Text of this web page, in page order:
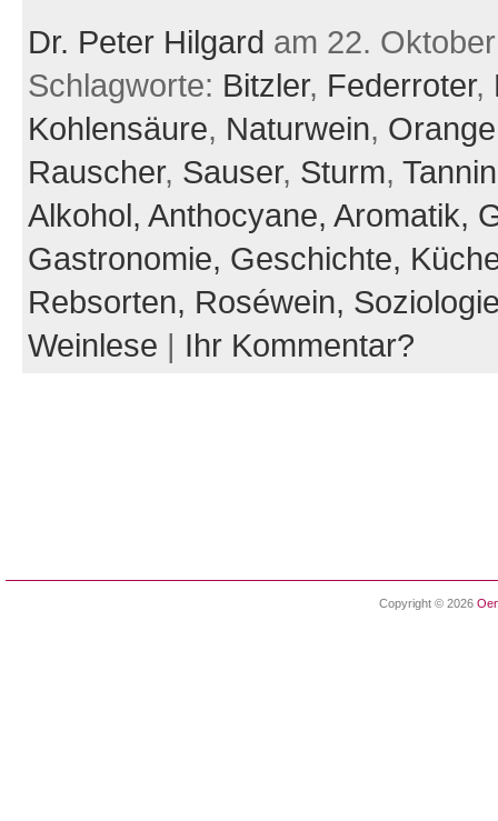
Dr. Peter Hilgard am 22.
Schlagworte: Bitzler, Federroter,
Kohlensäure, Naturwein,
Rauscher, Sauser, Sturm,
Alkohol, Anthocyane, Aromatik,
Gastronomie, Geschichte,
Rebsorten, Roséwein,
Weinlese | Ihr Kommentar?
Copyright © 2026